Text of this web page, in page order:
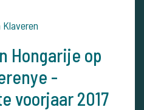
Hongarije op
-
voorjaar 2017